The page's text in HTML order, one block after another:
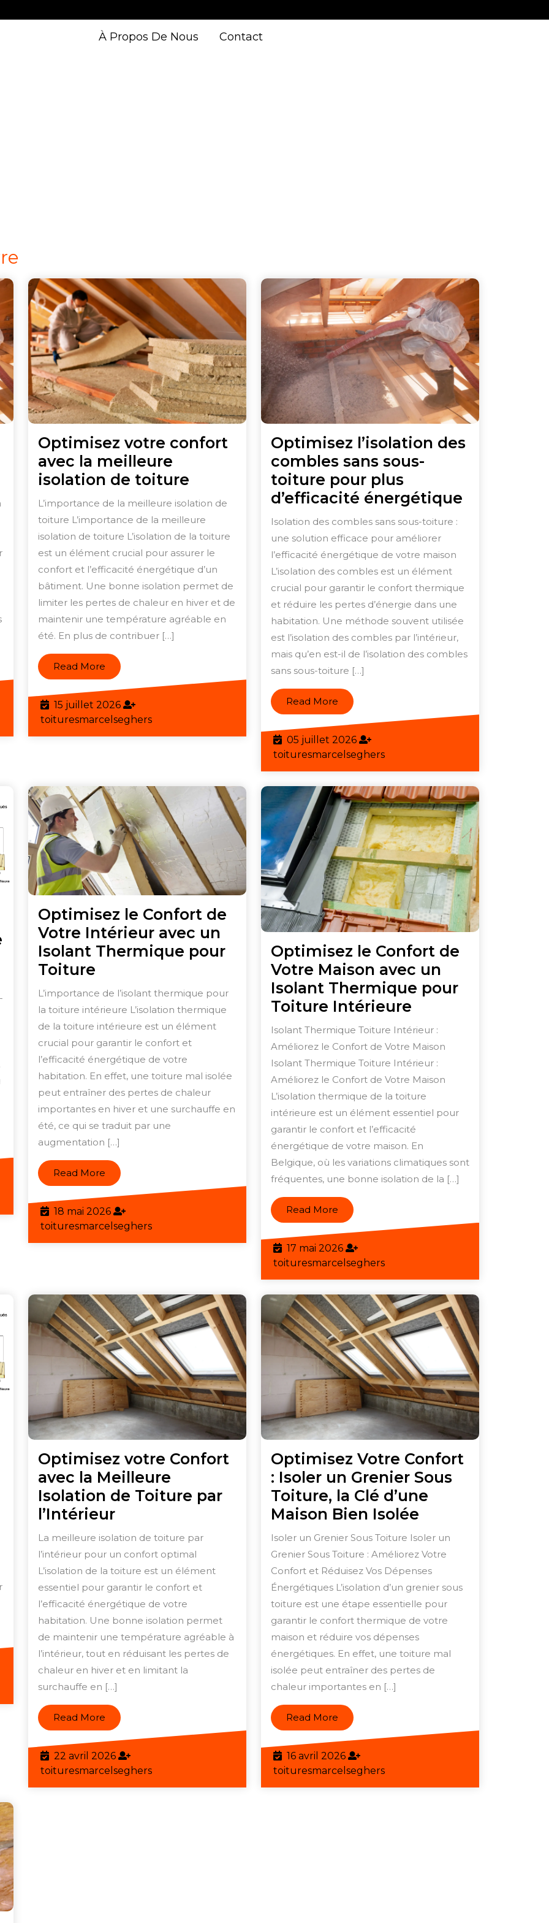
À Propos De Nous Contact
Optimisez votre confort
avec la meilleure
isolation de toiture
votre
confort
avec
la
meilleure
isolation
de
toiture
L’importance de la meilleure isolation de
toiture L’importance de la meilleure
isolation de toiture L’isolation de la toiture
est un élément crucial pour assurer le
confort et l’efficacité énergétique d’un
bâtiment. Une bonne isolation permet de
limiter les pertes de chaleur en hiver et de
maintenir une température agréable en
été. En plus de contribuer […]
Read More Read
More
15 juillet 202615
juillet
2026
toituresmarcelsegherstoituresmarcelseghers
Optimisez l’isolation des
combles sans sous-
toiture pour plus
d’efficacité énergétique
sous-
pour
Isolation des combles sans sous-toiture :
une solution efficace pour améliorer
l’efficacité énergétique de votre maison
L’isolation des combles est un élément
crucial pour garantir le confort thermique
et réduire les pertes d’énergie dans une
habitation. Une méthode souvent utilisée
est l’isolation des combles par l’intérieur,
mais qu’en est-il de l’isolation des combles
sans sous-toiture […]
Read More Read
More
05 juillet 202605
juillet
2026
toituresmarcelsegherstoituresmarcelseghers
Optimisez le Confort de
Votre Intérieur avec un
Isolant Thermique pour
Toiture
le
Confort
de
Votre
Intérieur
avec
un
Isolant
Thermique
pour
Toiture
L’importance de l’isolant thermique pour
la toiture intérieure L’isolation thermique
de la toiture intérieure est un élément
crucial pour garantir le confort et
l’efficacité énergétique de votre
habitation. En effet, une toiture mal isolée
peut entraîner des pertes de chaleur
importantes en hiver et une surchauffe en
été, ce qui se traduit par une
augmentation […]
Read More Read
More
18 mai 202618
mai
2026
toituresmarcelsegherstoituresmarcelseghers
Optimisez le Confort de
Votre Maison avec un
Isolant Thermique pour
Toiture Intérieure
le
Confort
de
Votre
Maison
avec
un
Isolant
Thermique
Intérieure
Isolant Thermique Toiture Intérieur :
Améliorez le Confort de Votre Maison
Isolant Thermique Toiture Intérieur :
Améliorez le Confort de Votre Maison
L’isolation thermique de la toiture
intérieure est un élément essentiel pour
garantir le confort et l’efficacité
énergétique de votre maison. En
Belgique, où les variations climatiques sont
fréquentes, une bonne isolation de la […]
Read More Read
More
17 mai 202617
mai
2026
toituresmarcelsegherstoituresmarcelseghers
Optimisez votre Confort
avec la Meilleure
Isolation de Toiture par
l’IntérieurOptimisez
votre
Confort
avec
la
Meilleure
Isolation
de
Toiture
par
l’Intérieur
La meilleure isolation de toiture par
l’intérieur pour un confort optimal
L’isolation de la toiture est un élément
essentiel pour garantir le confort et
l’efficacité énergétique de votre
habitation. Une bonne isolation permet
de maintenir une température agréable à
l’intérieur, tout en réduisant les pertes de
chaleur en hiver et en limitant la
surchauffe en […]
Read More Read
More
22 avril 202622
avril
2026
toituresmarcelsegherstoituresmarcelseghers
Optimisez Votre Confort
: Isoler un Grenier Sous
Toiture, la Clé d’une
Maison Bien Isolée
Votre
Confort
:
Isoler
un
Grenier
Sous
Toiture,
la
Maison
Isoler un Grenier Sous Toiture Isoler un
Grenier Sous Toiture : Améliorez Votre
Confort et Réduisez Vos Dépenses
Énergétiques L’isolation d’un grenier sous
toiture est une étape essentielle pour
garantir le confort thermique de votre
maison et réduire vos dépenses
énergétiques. En effet, une toiture mal
isolée peut entraîner des pertes de
chaleur importantes en […]
Read More Read
More
16 avril 202616
avril
2026
toituresmarcelsegherstoituresmarcelseghers